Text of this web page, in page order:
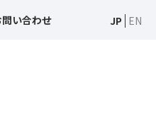
問い合わせ JP EN